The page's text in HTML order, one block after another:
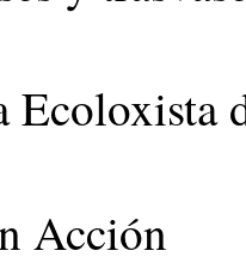
Ecoloxista
Acción